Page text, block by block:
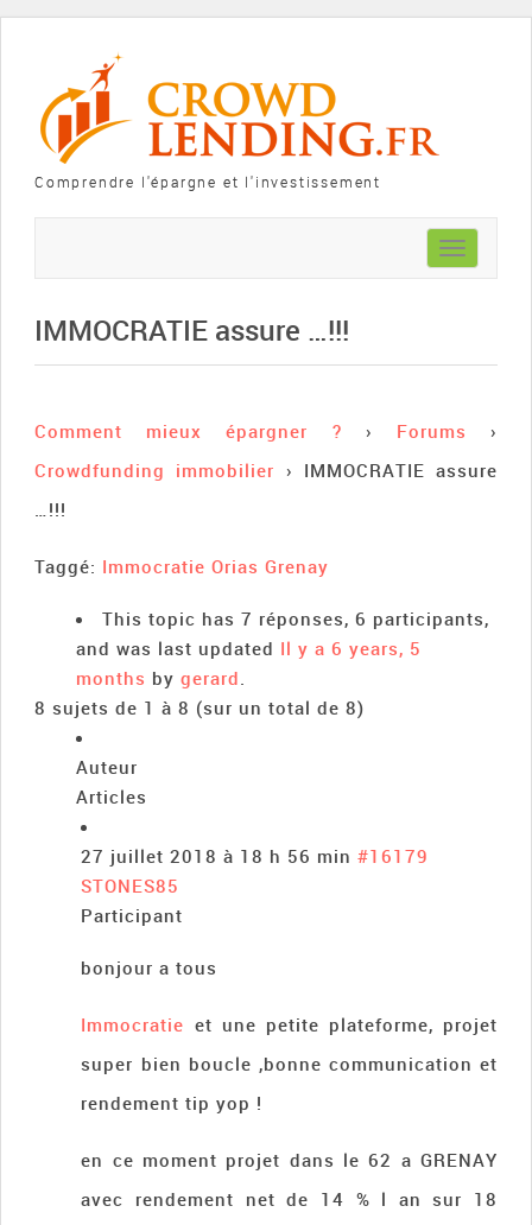
Comprendre l'épargne et l'investissement
Toggle
navigation
IMMOCRATIE assure …!!!
Comment mieux épargner ? › Forums
›
Crowdfunding immobilier › IMMOCRATIE assure
…!!!
Taggé: Immocratie Orias Grenay
This topic has 7 réponses, 6 participants,
and was last updated Il y a 6 years, 5
months bygerard.
8 sujets de 1 à 8 (sur un total de 8)
Auteur
Articles
27 juillet 2018 à 18 h 56 min #16179
STONES85
Participant
bonjour a tous
Immocratie et une petite plateforme, projet
super bien boucle ,bonne communication et
rendement tip yop !
en ce moment projet dans le 62 a GRENAY
avec rendement net de 14 % l an sur 18